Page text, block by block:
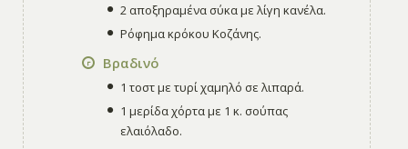
2 αποξηραμένα σύκα με λίγη κανέλα.
Ρόφημα κρόκου Κοζάνης.
Βραδινό
1 τοστ με τυρί χαμηλό σε λιπαρά.
1 μερίδα χόρτα με 1 κ. σούπας
ελαιόλαδο.